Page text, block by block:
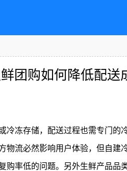
团购如何降低配送
冻存储，配送过程也需专门的
物流必然影响用户体验，但自建
购率低的问题。另外生鲜产品品